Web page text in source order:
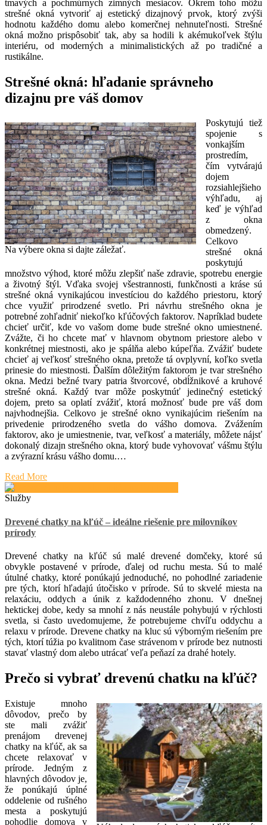
tmavých a pochmúrnych zimných mesiacov. Okrem toho môžu
strešné okná vytvoriť aj estetický dizajnový prvok, ktorý zvýši
hodnotu každého domu alebo komerčnej nehnuteľnosti. Strešné
okná možno prispôsobiť tak, aby sa hodili k akémukoľvek štýlu
interiéru, od moderných a minimalistických až po tradičné a
rustikálne.
Strešné okná: hľadanie správneho
dizajnu pre váš domov
Na výbere okna si dajte záležať.
Poskytujú tiež
spojenie s
vonkajším
prostredím,
čím vytvárajú
dojem
rozsiahlejšieho
výhľadu, aj
keď je výhľad
z okna
obmedzený.
Celkovo
strešné okná
poskytujú
množstvo výhod, ktoré môžu zlepšiť naše zdravie, spotrebu energie
a životný štýl. Vďaka svojej všestrannosti, funkčnosti a kráse sú
strešné okná vynikajúcou investíciou do každého priestoru, ktorý
chce využiť prirodzené svetlo. Pri návrhu strešného okna je
potrebné zohľadniť niekoľko kľúčových faktorov. Napríklad budete
chcieť určiť, kde vo vašom dome bude strešné okno umiestnené.
Zvážte, či ho chcete mať v hlavnom obytnom priestore alebo v
konkrétnej miestnosti, ako je spálňa alebo kúpeľňa. Zvážiť budete
chcieť aj veľkosť strešného okna, pretože tá ovplyvní, koľko svetla
prinesie do miestnosti. Ďalším dôležitým faktorom je tvar strešného
okna. Medzi bežné tvary patria štvorcové, obdĺžnikové a kruhové
strešné okná. Každý tvar môže poskytnúť jedinečný estetický
dojem, preto sa oplatí zvážiť, ktorá možnosť bude pre váš dom
najvhodnejšia. Celkovo je strešné okno vynikajúcim riešením na
privedenie prirodzeného svetla do vášho domova. Zvážením
faktorov, ako je umiestnenie, tvar, veľkosť a materiály, môžete nájsť
dokonalý dizajn strešného okna, ktorý bude vyhovovať vášmu štýlu
a zvýrazní krásu vášho domu.…
Read More
Služby
Drevené chatky na kľúč – ideálne riešenie pre milovníkov
prírody
Drevené chatky na kľúč sú malé drevené domčeky, ktoré sú
obvykle postavené v prírode, ďalej od ruchu mesta. Sú to malé
útulné chatky, ktoré ponúkajú jednoduché, no pohodlné zariadenie
pre tých, ktorí hľadajú útočisko v prírode. Sú to skvelé miesta na
relaxáciu, oddych a únik z každodenného zhonu. V dnešnej
hektickej dobe, kedy sa mnohí z nás neustále pohybujú v rýchlosti
svetla, si často uvedomujeme, že potrebujeme chvíľu oddychu a
relaxu v prírode. Drevene chatky na kluc sú výborným riešením pre
tých, ktorí túžia po kvalitnom čase strávenom v prírode bez nutnosti
stavať vlastný dom alebo utrácať veľa peňazí za drahé hotely.
Prečo si vybrať drevenú chatku na kľúč?
Existuje mnoho
dôvodov, prečo by
ste mali zvážiť
prenájom drevenej
chatky na kľúč, ak sa
chcete relaxovať v
prírode. Jedným z
hlavných dôvodov je,
že ponúkajú úplné
oddelenie od rušného
mesta a poskytujú
pohodlie domova v